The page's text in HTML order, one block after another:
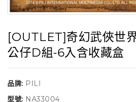
[OUTLET]奇幻武俠世
公仔D組-6入含收藏盒
品牌: PILI
型號: NA33004